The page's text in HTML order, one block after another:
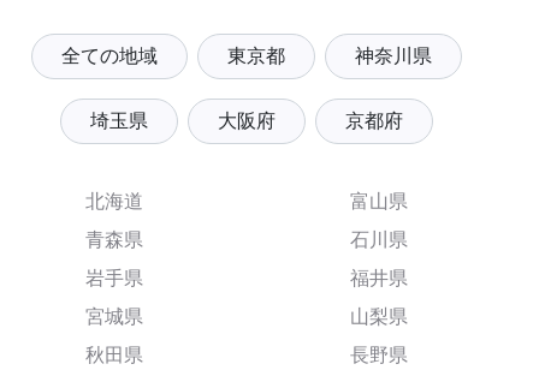
全ての地域 東京都 神奈川県
埼玉県 大阪府 京都府
北海道
青森県
岩手県
宮城県
秋田県
富山県
石川県
福井県
山梨県
長野県